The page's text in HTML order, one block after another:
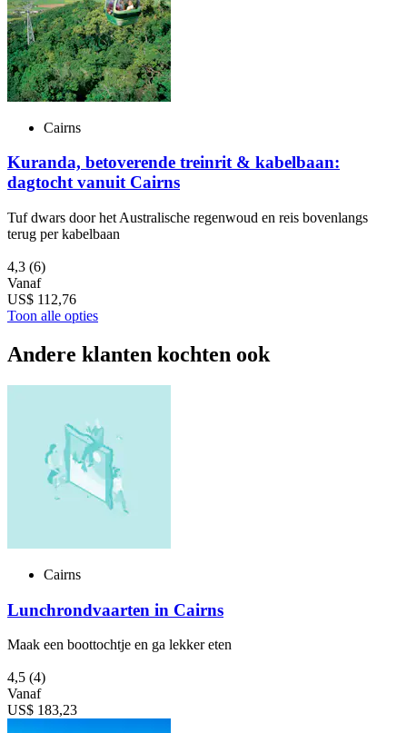
Cairns
Kuranda, betoverende treinrit & kabelbaan:
dagtocht vanuit Cairns
Tuf dwars door het Australische regenwoud en reis bovenlangs
terug per kabelbaan
4,3 (6)
Vanaf
US$ 112,76
Toon alle opties
Andere klanten kochten ook
Cairns
Lunchrondvaarten in Cairns
Maak een boottochtje en ga lekker eten
4,5 (4)
Vanaf
US$ 183,23